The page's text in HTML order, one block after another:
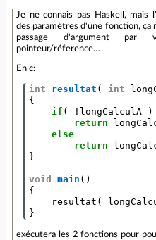
Je ne connais pas Haskell, mais
des paramètres d'une fonction, ça
passage d'argument par
pointeur/réference…
En c:
int resultat ( int
{
if ( ! longCalculA
)
return
else
return
}
void main ()
{
resultat (
}
exécutera les 2 fonctions pour